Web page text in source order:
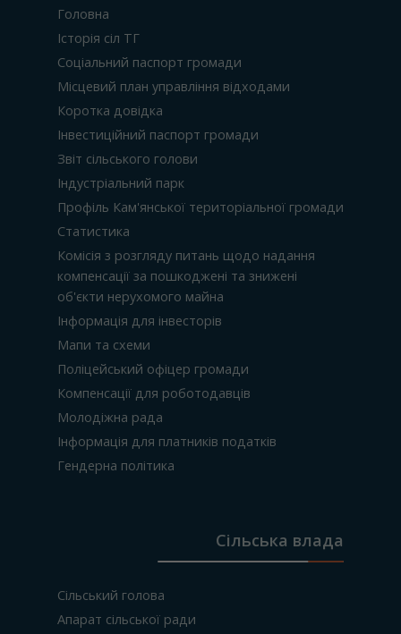
Головна
Історія сіл ТГ
Соціальний паспорт громади
Місцевий план управління відходами
Коротка довідка
Інвестиційний паспорт громади
Звіт сільського голови
Індустріальний парк
Профіль Кам'янської територіальної громади
Статистика
Комісія з розгляду питань щодо надання
компенсації за пошкоджені та знижені
об'єкти нерухомого майна
Інформація для інвесторів
Мапи та схеми
Поліцейський офіцер громади
Компенсації для роботодавців
Молодіжна рада
Інформація для платників податків
Гендерна політика
Сільська влада
Сільський голова
Апарат сільської ради